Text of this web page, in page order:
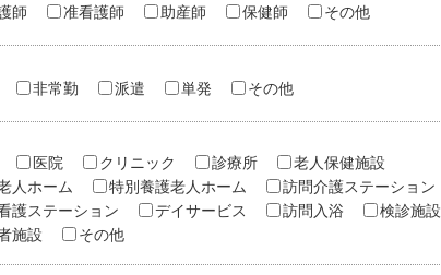
師 准看護師 助産師 保健師 その他
非常勤 派遣 単発 その他
医院 クリニック 診療所
老人保健施設
人ホーム
特別養護老人ホーム
訪問介護ステーション
護ステーション
デイサービス 訪問入浴
検診施設
施設
その他